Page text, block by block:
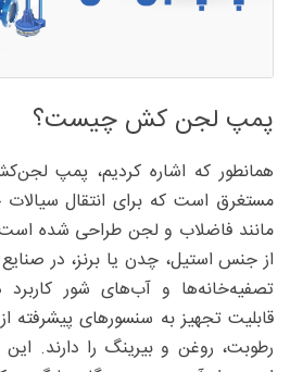
پمپ لجن‌ کش چیست؟
همانطور که اشاره کردیم، پمپ
مستغرق است که برای انتقال
مانند فاضلاب و لجن طراحی شده
از جنس استیل، چدن یا برنز، در
تصفیه‌خانه‌ها و آب‌های شور
قابلیت تجهیز به سنسورهای پیشرفته
رطوبت، روغن و بیرینگ را دارند.